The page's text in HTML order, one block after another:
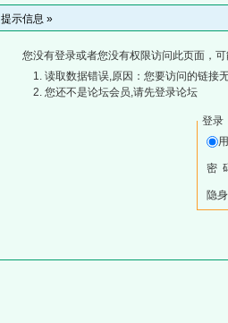
提示信息 »
您没有登录或者您没有权限访问此页面，
读取数据错误,原因：您要访问的链接
您还不是论坛会员,请先登录论坛
登录
密
隐